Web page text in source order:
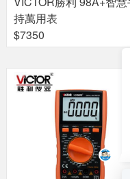
持萬用表
$7350